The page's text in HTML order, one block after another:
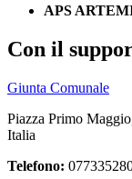
APS
Con il
Giunta Comunale
Piazza Primo
Italia
Telefono: